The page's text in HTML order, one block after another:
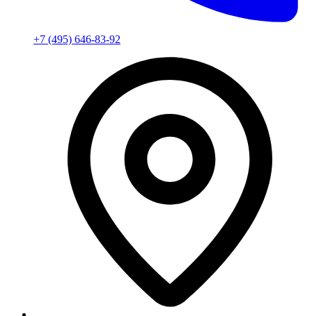
+7 (495) 646-83-92